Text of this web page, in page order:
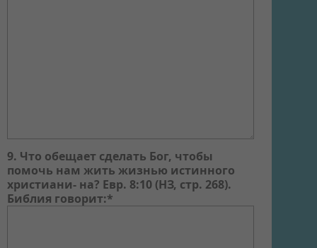
9. Что обещает сделать Бог, чтобы
помочь нам жить жизнью истинного
христиани- на? Евр. 8:10 (НЗ, стр. 268).
Библия говорит:*